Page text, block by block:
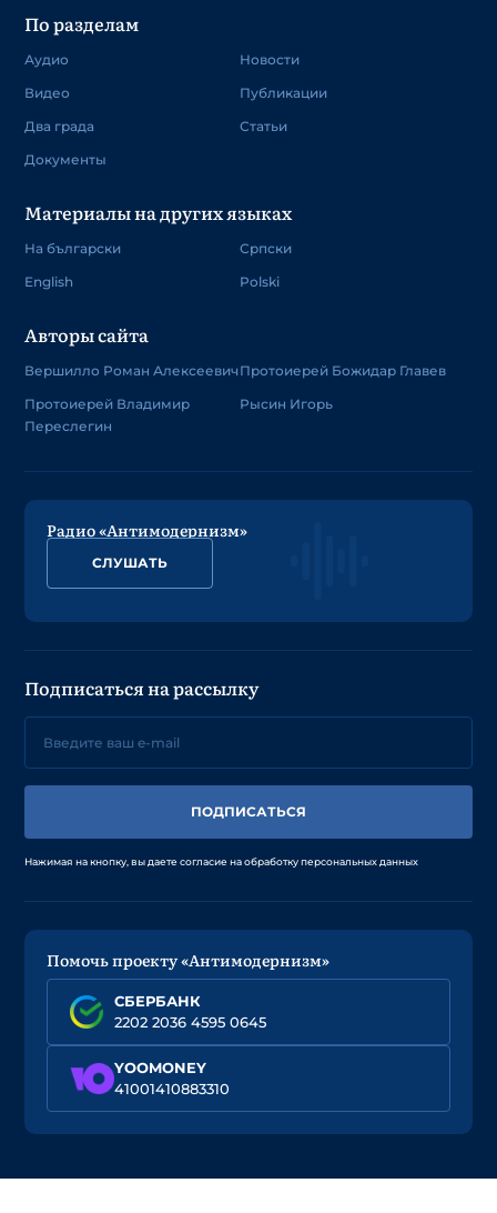
По разделам
Аудио
Видео
Два града
Документы
Новости
Публикации
Статьи
Материалы на других языках
На български
English
Српски
Polski
Авторы сайта
Вершилло Роман Алексеевич
Протоиерей Владимир
Переслегин
Протоиерей Божидар Главев
Рысин Игорь
Радио «Антимодернизм»
СЛУШАТЬ
Подписаться на рассылку
ПОДПИСАТЬСЯ
Нажимая на кнопку, вы даете согласие на обработку персональных данных
Помочь проекту «Антимодернизм»
СБЕРБАНК
2202 2036 4595 0645
YOOMONEY
41001410883310